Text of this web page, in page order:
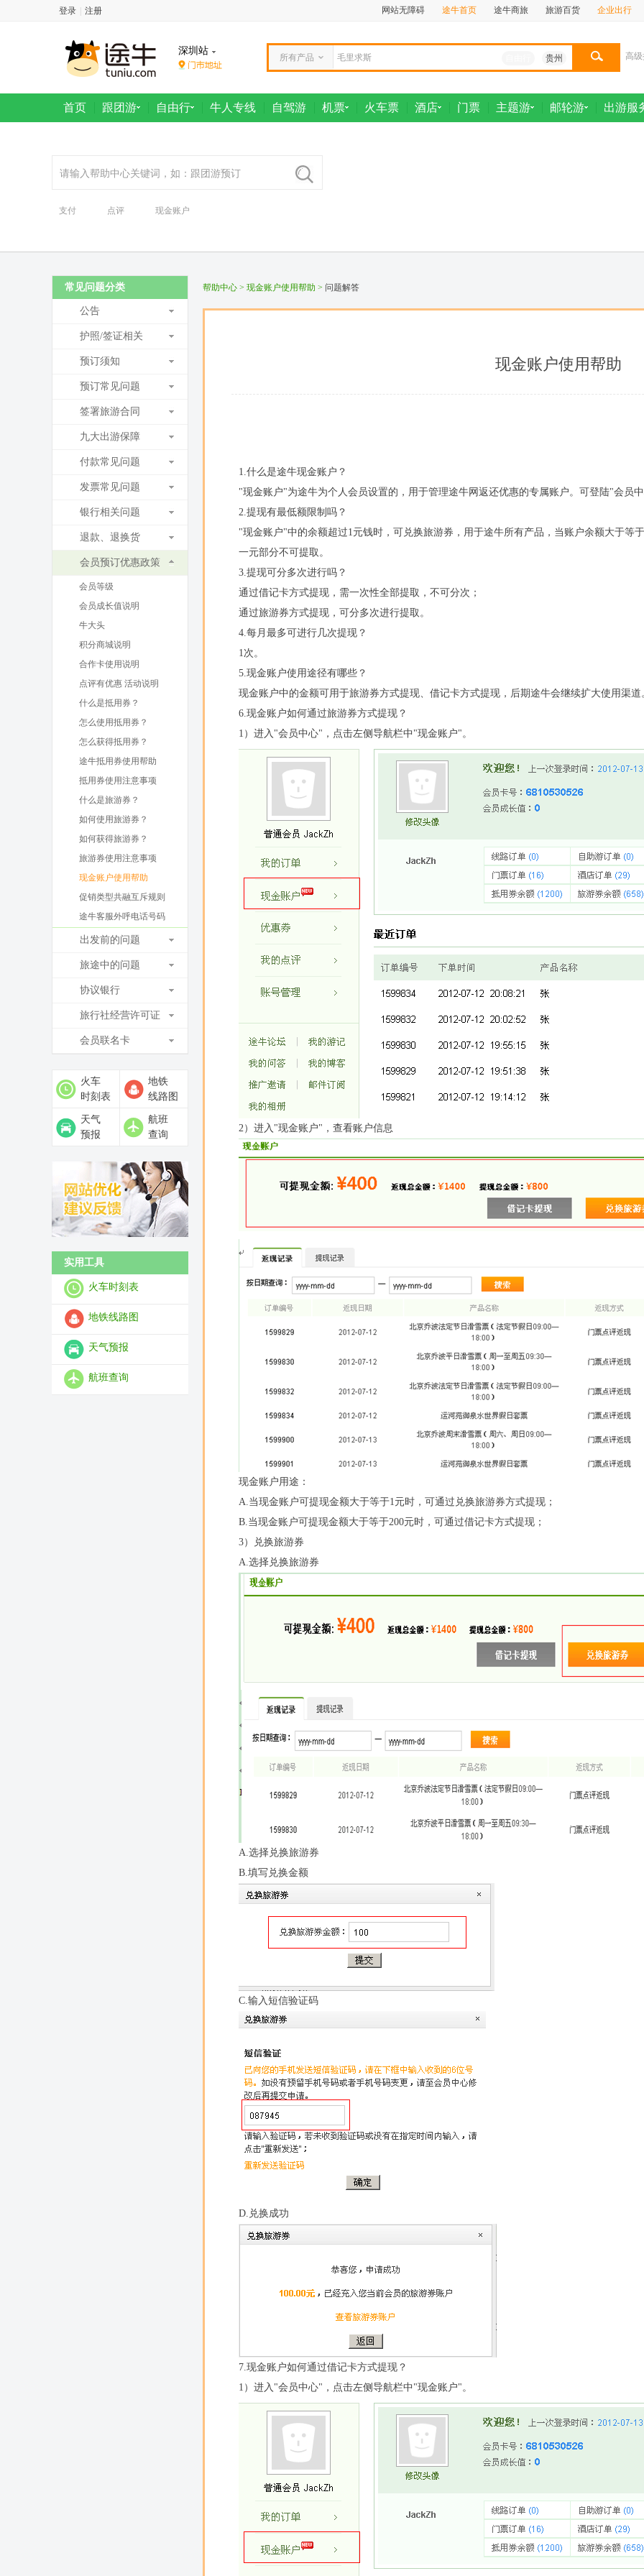
登录 注册 网站无障碍 途牛首页 途牛商旅 旅游百货 企业出行
深圳站
所有产品 贵州 高
首页 跟团游 自由行 牛人专线 自驾游 机票 火车票 酒店 门票 主题游 邮轮游 出游服
支付 点评 现金账户
常见问题分类
公告
护照/签证相关
预订须知
预订常见问题
签署旅游合同
九大出游保障
付款常见问题
发票常见问题
银行相关问题
退款、退换货
会员预订优惠政策
会员等级
会员成长值说明
牛大头
积分商城说明
合作卡使用说明
点评有优惠 活动说明
什么是抵用券？
怎么使用抵用券？
怎么获得抵用券？
途牛抵用券使用帮助
抵用券使用注意事项
什么是旅游券？
如何使用旅游券？
如何获得旅游券？
旅游券使用注意事项
现金账户使用帮助
促销类型共融互斥规则
途牛客服外呼电话号码
出发前的问题
旅途中的问题
协议银行
旅行社经营许可证
会员联名卡
火车
时刻表
地铁
线路图
天气
预报
航班
查询
实用工具
火车时刻表
地铁线路图
天气预报
航班查询
帮助中心 > 现金账户使用帮助 > 问题解答
现金账户使用帮助
1.什么是途牛现金账户？
"现金账户"为途牛为个人会员设置的，用于管理途牛网返还优惠的专属账户。可登陆"会员
2.提现有最低额限制吗？
"现金账户"中的余额超过1元钱时，可兑换旅游券，用于途牛所有产品，当账户余额大于等
一元部分不可提取。
3.提现可分多次进行吗？
通过借记卡方式提现，需一次性全部提取，不可分次；
通过旅游券方式提现，可分多次进行提取。
4.每月最多可进行几次提现？
1次。
5.现金账户使用途径有哪些？
现金账户中的金额可用于旅游券方式提现、借记卡方式提现，后期途牛会继续扩大使用渠道
6.现金账户如何通过旅游券方式提现？
1）进入"会员中心"，点击左侧导航栏中"现金账户"。
2）进入"现金账户"，查看账户信息
现金账户用途：
A.当现金账户可提现金额大于等于1元时，可通过兑换旅游券方式提现；
B.当现金账户可提现金额大于等于200元时，可通过借记卡方式提现；
3）兑换旅游券
A.选择兑换旅游券
A.选择兑换旅游券
B.填写兑换金额
C.输入短信验证码
D.兑换成功
7.现金账户如何通过借记卡方式提现？
1）进入"会员中心"，点击左侧导航栏中"现金账户"。